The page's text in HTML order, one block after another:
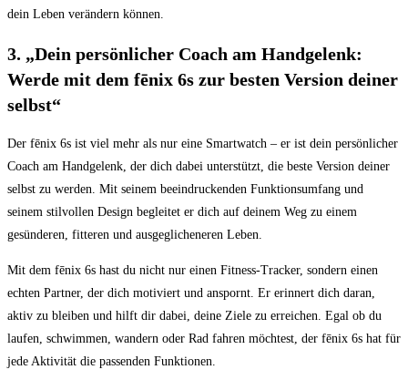
dein Leben ‍verändern können.
3. „Dein persönlicher Coach am Handgelenk:
Werde mit dem⁣ fēnix 6s ⁤zur besten Version deiner
selbst“
Der ​fēnix 6s ist viel mehr als nur eine ⁣Smartwatch⁣ – er ist dein persönlicher​
Coach am Handgelenk, ​der ⁤dich​ dabei unterstützt, die beste Version⁢ deiner
selbst zu werden. Mit seinem beeindruckenden Funktionsumfang und⁤
seinem ⁢stilvollen ⁣Design ​begleitet er ​dich auf deinem ⁢Weg zu einem
⁤gesünderen, fitteren und ausgeglicheneren Leben.
Mit dem fēnix 6s hast du⁤ nicht‌ nur ⁣einen ​Fitness-Tracker, sondern einen
echten Partner, der dich motiviert und anspornt. Er‍ erinnert ‍dich daran,
aktiv ⁤zu ‌bleiben und hilft dir dabei, deine Ziele zu erreichen. Egal ob du
⁢laufen, schwimmen, wandern⁢ oder Rad‍ fahren möchtest, der fēnix ⁢6s hat für
jede ​Aktivität die passenden Funktionen.